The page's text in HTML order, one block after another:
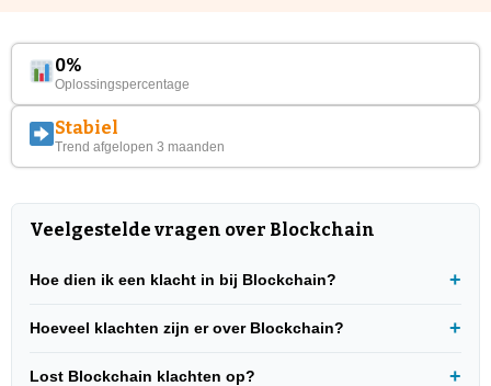
0%
Oplossingspercentage
Stabiel
Trend afgelopen 3 maanden
Veelgestelde vragen over Blockchain
Hoe dien ik een klacht in bij Blockchain?
Hoeveel klachten zijn er over Blockchain?
Lost Blockchain klachten op?